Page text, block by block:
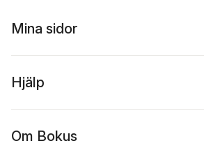
Mina sidor
Hjälp
Om Bokus